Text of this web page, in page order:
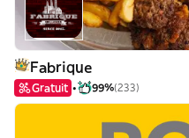
Fabrique
Gratuit 99%(233)